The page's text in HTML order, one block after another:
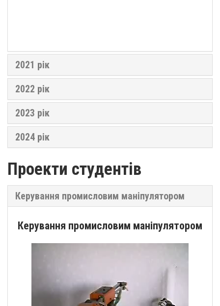
2021 рік
2022 рік
2023 рік
2024 рік
Проекти студентів
Керування промисловим маніпулятором
Керування промисловим маніпулятором